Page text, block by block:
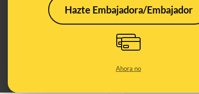
Hazte Embajadora/Embajador
Ahora no
Email